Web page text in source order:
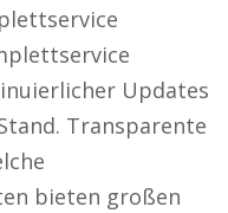
Updates
Transparente
bieten großen